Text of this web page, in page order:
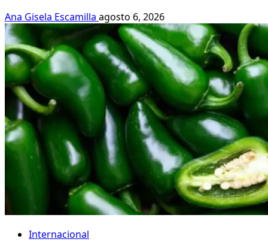
Ana Gisela Escamilla agosto 6, 2026
Internacional